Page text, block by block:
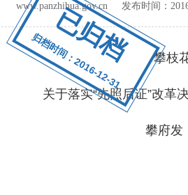
已归档
归档时间：2016-12-31
www.panzhihua.gov.cn 发布时间：
攀枝
关于落实“先照后证”改革
攀府发